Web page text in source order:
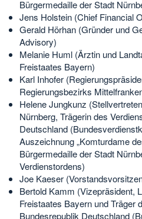
Bürgermedaille der Stadt
Jens Holstein (Chief Financial
Gerald Hörhan (Gründer und
Advisory)
Melanie Huml (Ärztin und
Freistaates Bayern)
Karl Inhofer
Regierungsbezirks
Helene Jungkunz
Nürnberg, Trägerin des
Deutschland
Auszeichnung „Komturdame
Bürgermedaille der Stadt
Verdienstordens)
Joe Kaeser
Bertold Kamm (Vizepräsident,
Freistaates Bayern und Träger
Bundesrepublik Deutschland